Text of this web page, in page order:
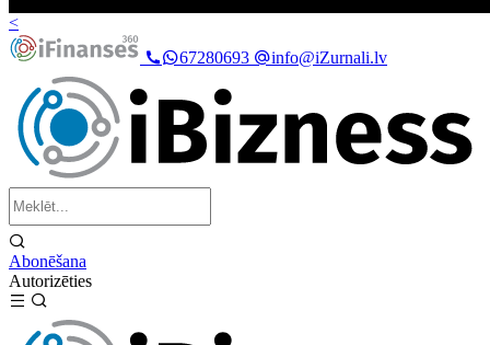
<
67280693
info@iZurnali.lv
Abonēšana
Autorizēties